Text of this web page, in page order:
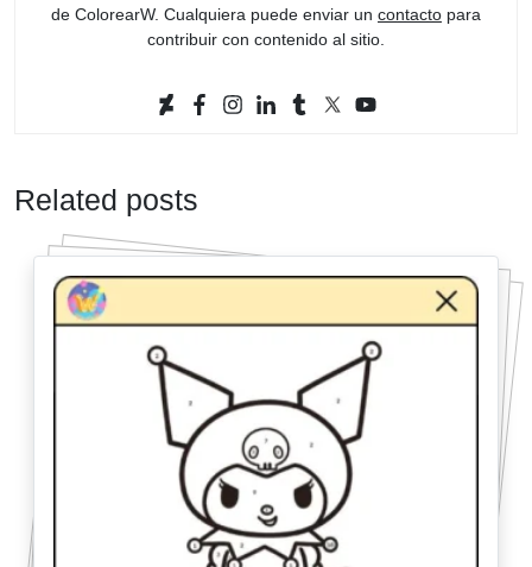
de ColorearW. Cualquiera puede enviar un contacto para
contribuir con contenido al sitio.
Related posts